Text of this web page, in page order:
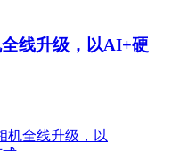
线升级，以AI+硬